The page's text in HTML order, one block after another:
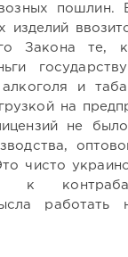
пошлин.
изделий
Закона те,
и
на
не
чисто
к
работать